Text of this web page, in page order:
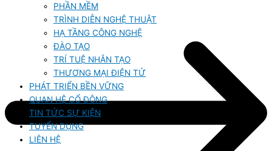
PHẦN MỀM
TRÌNH DIỄN NGHỆ THUẬT
HẠ TẦNG CÔNG NGHỆ
ĐÀO TẠO
TRÍ TUỆ NHÂN TẠO
THƯƠNG MẠI ĐIỆN TỬ
PHÁT TRIỂN BỀN VỮNG
QUAN HỆ CỔ ĐÔNG
TIN TỨC SỰ KIỆN
TUYỂN DỤNG
LIÊN HỆ